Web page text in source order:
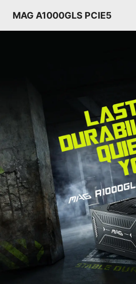
MAG A1000GLS PCIE5